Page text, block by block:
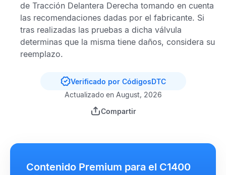
de Tracción Delantera Derecha tomando en cuenta
las recomendaciones dadas por el fabricante. Si
tras realizadas las pruebas a dicha válvula
determinas que la misma tiene daños, considera su
reemplazo.
Verificado por CódigosDTC
Actualizado en August, 2026
Compartir
Contenido Premium para el C1400